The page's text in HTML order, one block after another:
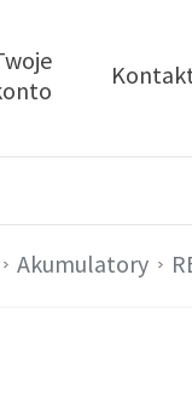
Akumulatory